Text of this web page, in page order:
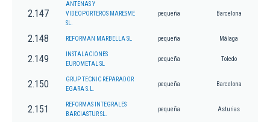
2.147
ANTENAS Y
VIDEOPORTEROS MARESME
SL.
pequeña Barcelona
2.148 REFORMAN MARBELLA SL pequeña Málaga
2.149
INSTALACIONES
EUROMETAL SL
pequeña Toledo
2.150
GRUP TECNIC REPARADOR
EGARA S.L.
pequeña Barcelona
2.151
REFORMAS INTEGRALES
BARCIASTUR SL.
pequeña Asturias